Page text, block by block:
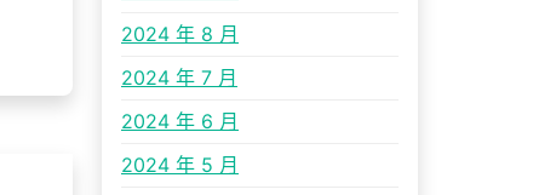
2024 年 8 月
2024 年 7 月
2024 年 6 月
2024 年 5 月